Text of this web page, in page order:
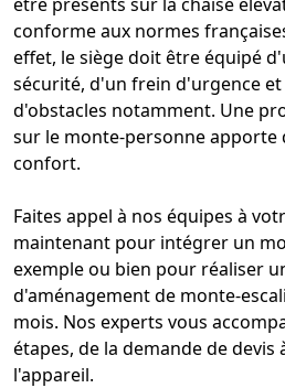
conforme aux normes
effet, le siège doit être équipé
sécurité, d'un frein d'urgence
d'obstacles notamment. Une
sur le monte-personneapporte
confort.
Faites appel à nos équipes à
maintenant pour intégrer un
exemple ou bien pour réaliser
d'aménagement de monte-
mois. Nos experts vous
étapes, de la demande de devis
l'appareil.